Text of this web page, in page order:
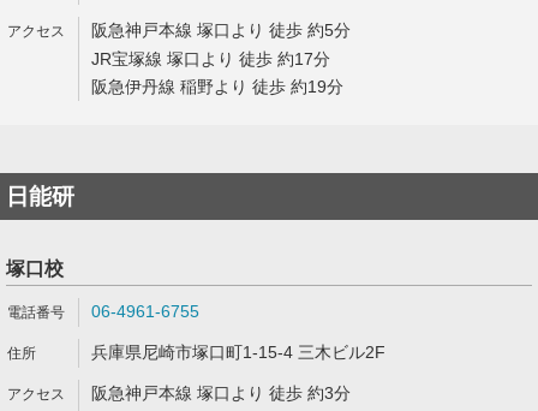
阪急神戸本線 塚口より 徒歩 約5分
JR宝塚線 塚口より 徒歩 約17分
阪急伊丹線 稲野より 徒歩 約19分
日能研
塚口校
06-4961-6755
兵庫県尼崎市塚口町1-15-4 三木ビル2F
阪急神戸本線 塚口より 徒歩 約3分